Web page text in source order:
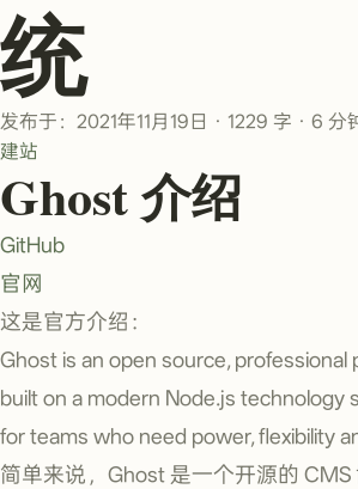
统
发布于：2021年11月19日 · 1229 字 · 6 分
建站
Ghost 介绍
GitHub
官网
这是官方介绍：
Ghost is an open source, professional
built on a modern Node.js
for teams who need power, flexibility
简单来说，Ghost 是一个开源的 CMS